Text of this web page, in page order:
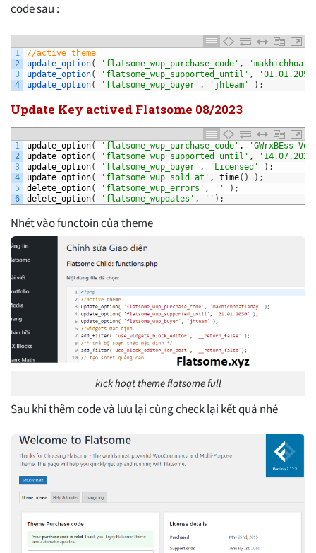
code sau :
1
2
3
4
//active theme
update_option( 'flatsome_wup_purchase_code' ,
update_option( 'flatsome_wup_supported_until' ,
update_option( 'flatsome_wup_buyer' , 'jhteam' ) ;
Update Key actived Flatsome 08/2023
1
2
3
4
5
6
update_option( 'flatsome_wup_purchase_code' ,
'GWrxBEss-
update_option( 'flatsome_wup_supported_until' ,
update_option( 'flatsome_wup_buyer' , 'Licensed' ) ;
update_option( 'flatsome_wup_sold_at' , time( ) ) ;
delete_option( 'flatsome_wup_errors' , '' ) ;
delete_option( 'flatsome_wupdates' , '' ) ;
Nhét vào functoin của theme
kick hoạt theme flatsome full
Sau khi thêm code và lưu lại cùng check lại kết quả nhé